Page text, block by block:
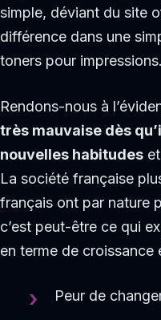
simple, déviant du site
différence dans une
toners pour impressions.
Rendons-nous à
très mauvaise dès
nouvelles habitudes
La société française
français ont par nature
c’est peut-être ce qui
en terme de croissance
Peur de